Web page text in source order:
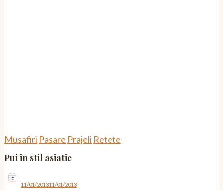
Musafiri Pasare Prajeli Retete
Pui in stil asiatic
11/01/201311/01/2013